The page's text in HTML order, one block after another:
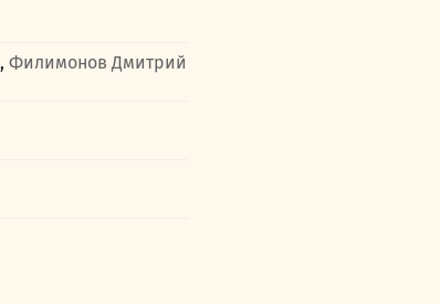
,Филимонов Дмитрий